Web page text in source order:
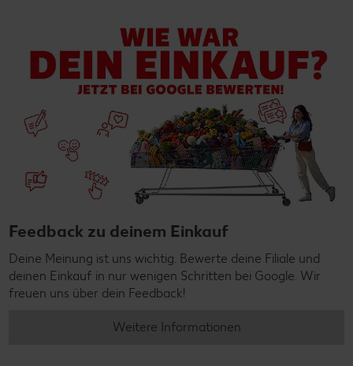
Feedback zu deinem Einkauf
Deine Meinung ist uns wichtig. Bewerte deine Filiale und
deinen Einkauf in nur wenigen Schritten bei Google. Wir
freuen uns über dein Feedback!
Weitere Informationen